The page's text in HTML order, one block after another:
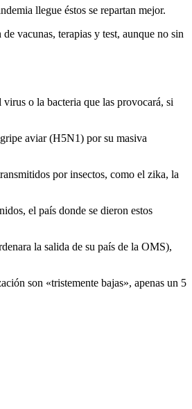
llegue éstos se repartan mejor.
vacunas, terapias y test, aunque no sin
o la bacteria que las provocará, si
aviar (H5N1) por su masiva
por insectos, como el zika, la
el país donde se dieron estos
la salida de su país de la OMS),
son «tristemente bajas», apenas un 5